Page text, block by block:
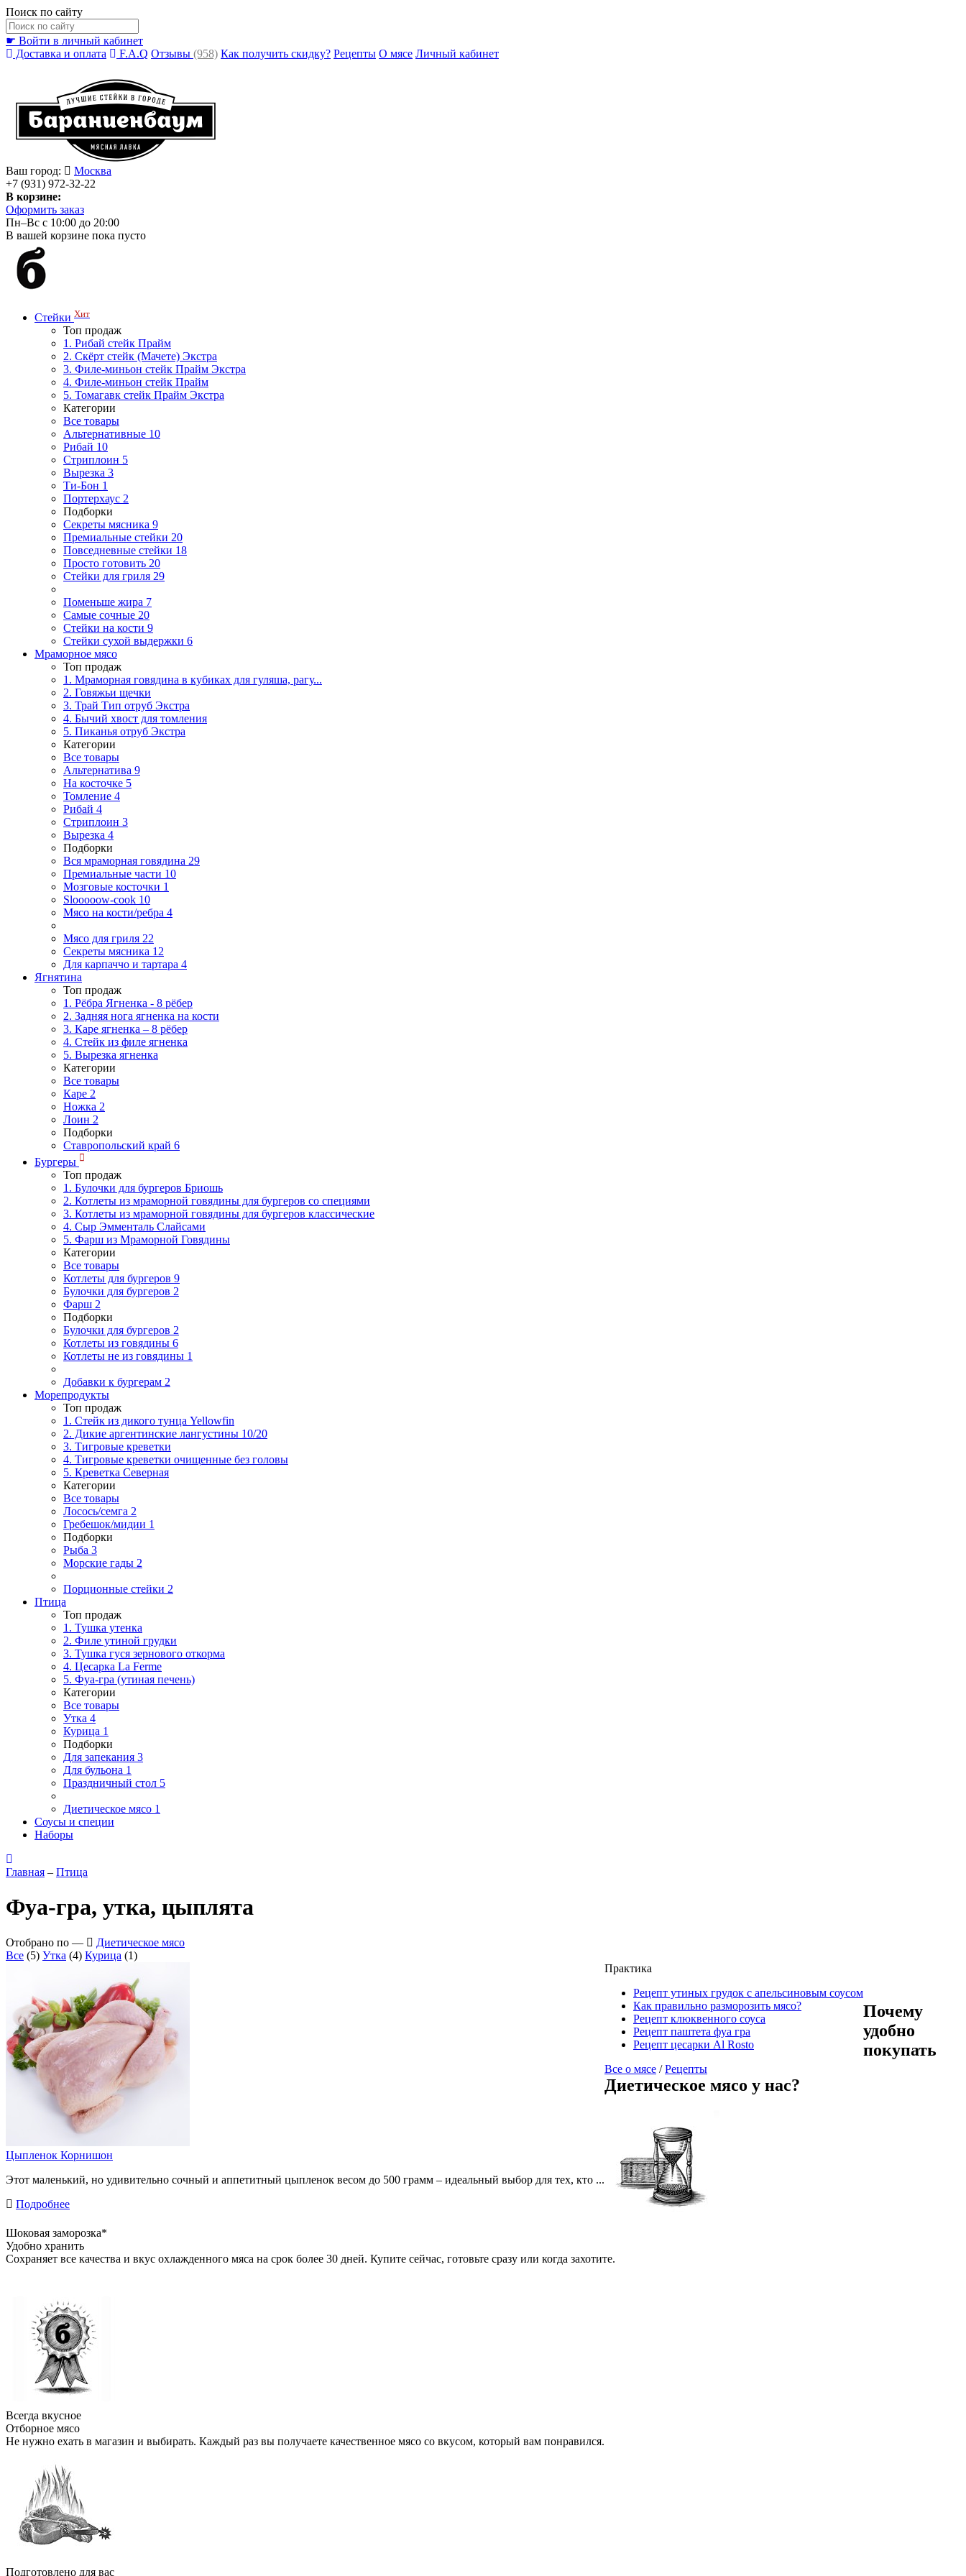
Поиск по сайту
☛ Войти в личный кабинет
Доставка и оплата
F.A.Q Отзывы (958) Как получить скидку? Рецепты О мясе Личный кабинет
Ваш город:
Москва
+7 (931) 972-32-22
В корзине:
Оформить заказ
Пн–Вс с 10:00 до 20:00
В вашей корзине пока пусто
Стейки Хит
Топ продаж
1. Рибай cтейк Прайм
2. Скёрт стейк (Мачете) Экстра
3. Филе-миньон стейк Прайм Экстра
4. Филе-миньон стейк Прайм
5. Томагавк стейк Прайм Экстра
Категории
Все товары
Альтернативные 10
Рибай 10
Стриплоин 5
Вырезка 3
Ти-Бон 1
Портерхаус 2
Подборки
Секреты мясника 9
Премиальные стейки 20
Повседневные стейки 18
Просто готовить 20
Стейки для гриля 29
Поменьше жира 7
Самые сочные 20
Стейки на кости 9
Стейки сухой выдержки 6
Мраморное мясо
Топ продаж
1. Мраморная говядина в кубиках для гуляша, рагу...
2. Говяжьи щечки
3. Трай Тип отруб Экстра
4. Бычий хвост для томления
5. Пиканья отруб Экстра
Категории
Все товары
Альтернатива 9
На косточке 5
Томление 4
Рибай 4
Стриплоин 3
Вырезка 4
Подборки
Вся мраморная говядина 29
Премиальные части 10
Мозговые косточки 1
Slooooow-cook 10
Мясо на кости/ребра 4
Мясо для гриля 22
Секреты мясника 12
Для карпаччо и тартара 4
Ягнятина
Топ продаж
1. Рёбра Ягненка - 8 рёбер
2. Задняя нога ягненка на кости
3. Каре ягненка – 8 рёбер
4. Стейк из филе ягненка
5. Вырезка ягненка
Категории
Все товары
Каре 2
Ножка 2
Лоин 2
Подборки
Ставропольский край 6
Бургеры
Топ продаж
1. Булочки для бургеров Бриошь
2. Котлеты из мраморной говядины для бургеров со специями
3. Котлеты из мраморной говядины для бургеров классические
4. Сыр Эмменталь Слайсами
5. Фарш из Мраморной Говядины
Категории
Все товары
Котлеты для бургеров 9
Булочки для бургеров 2
Фарш 2
Подборки
Булочки для бургеров 2
Котлеты из говядины 6
Котлеты не из говядины 1
Добавки к бургерам 2
Морепродукты
Топ продаж
1. Стейк из дикого тунца Yellowfin
2. Дикие аргентинские лангустины 10/20
3. Тигровые креветки
4. Тигровые креветки очищенные без головы
5. Креветка Cеверная
Категории
Все товары
Лосось/семга 2
Гребешок/мидии 1
Подборки
Рыба 3
Морские гады 2
Порционные стейки 2
Птица
Топ продаж
1. Тушка утенка
2. Филе утиной грудки
3. Тушка гуся зернового откорма
4. Цесарка La Ferme
5. Фуа-гра (утиная печень)
Категории
Все товары
Утка 4
Курица 1
Подборки
Для запекания 3
Для бульона 1
Праздничный стол 5
Диетическое мясо 1
Соусы и специи
Наборы
Главная – Птица
Фуа-гра, утка, цыплята
Отобрано по —
Диетическое мясо
Все (5) Утка (4) Курица (1)
Цыпленок Корнишон
Этот маленький, но удивительно сочный и аппетитный цыпленок весом до 500 грамм – идеальный выбор для тех, кто ...
Подробнее
Практика
Рецепт утиных грудок с апельсиновым соусом
Как правильно разморозить мясо?
Рецепт клюквенного соуса
Рецепт паштета фуа гра
Рецепт цесарки Al Rosto
Все о мясе /Рецепты
Почему
удобно
покупать
Диетическое мясо у нас?
Шоковая заморозка*
Удобно хранить
Сохраняет все качества и вкус охлажденного мяса на срок более 30 дней. Купите сейчас, готовьте сразу или когда захотите.
Всегда вкусное
Отборное мясо
Не нужно ехать в магазин и выбирать. Каждый раз вы получаете качественное мясо со вкусом, который вам понравился.
Подготовлено для вас